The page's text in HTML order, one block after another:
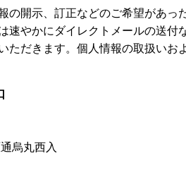
の開示、訂正などのご希望があっ
速やかにダイレクトメールの送付
ただきます。個人情報の取扱いお
烏丸西入